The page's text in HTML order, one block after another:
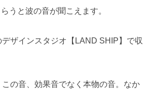
うと波の音が聞こえます。
ザインスタジオ【LAND SHIP】で収
の音、効果音でなく本物の音。なか